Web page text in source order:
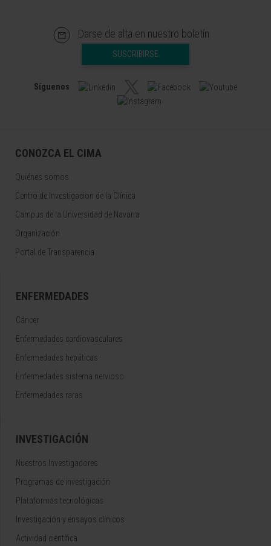
Darse de alta en nuestro boletín
SUSCRIBIRSE
Síguenos
CONOZCA EL CIMA
Quiénes somos
Centro de Investigacion de la Clínica
Campus de la Universidad de Navarra
Organización
Portal de Transparencia
ENFERMEDADES
Cáncer
Enfermedades cardiovasculares
Enfermedades hepáticas
Enfermedades sistema nervioso
Enfermedades raras
INVESTIGACIÓN
Nuestros Investigadores
Programas de investigación
Plataformas tecnológicas
Investigación y ensayos clínicos
Actividad científica